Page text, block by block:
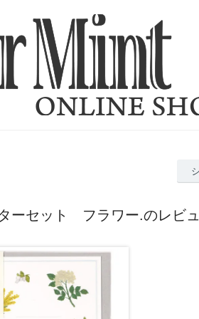
ーセット フラワー.のレビ